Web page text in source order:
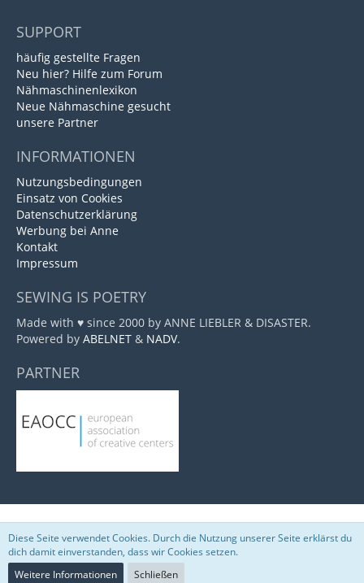
SUPPORT
häufig gestellte Fragen
Neu hier? Hilfe zum Forum
Nähmaschinenlexikon
Neue Nähmaschine gesucht
unsere Partner
INFORMATIONEN
Nutzungsbedingungen
Einsatz von Cookies
Datenschutzerklärung
Werbung bei Anne
Kontakt
Impressum
SEWING IS POETRY
Made with ♥ since 2000 by ANNE LIEBLER & DISASTER.
Powered by ABELNET & NADV.
PARTNER
Marktplatz, entwickelt vonwww.viecode.com
Community-Software:WoltLab Suite™
Diese Seite verwendet Cookies. Durch die Nutzung unserer Seite erklärst du
dich damit einverstanden, dass wir Cookies setzen.
Weitere Informationen
Schließen